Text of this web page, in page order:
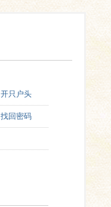
开只户头
找回密码